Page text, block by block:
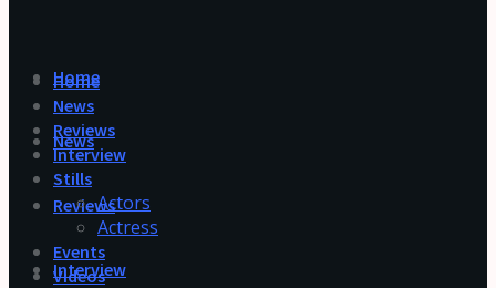
Home
News
Reviews
Interview
Home
News
Reviews
Interview
Stills
Actors
Actress
Events
Videos